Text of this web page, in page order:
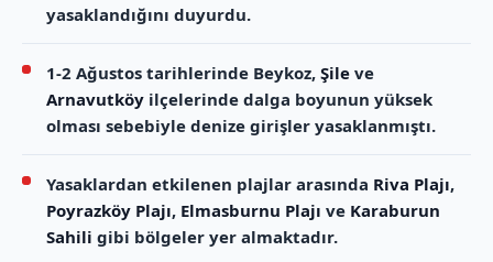
yasaklandığını duyurdu.
1-2 Ağustos tarihlerinde Beykoz, Şile ve
Arnavutköy ilçelerinde dalga boyunun yüksek
olması sebebiyle denize girişler yasaklanmıştı.
Yasaklardan etkilenen plajlar arasında Riva Plajı,
Poyrazköy Plajı, Elmasburnu Plajı ve Karaburun
Sahili gibi bölgeler yer almaktadır.